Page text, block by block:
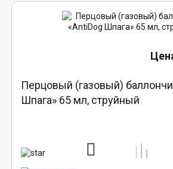
Перцовый (газовый)
Шпага» 65 мл, струйный